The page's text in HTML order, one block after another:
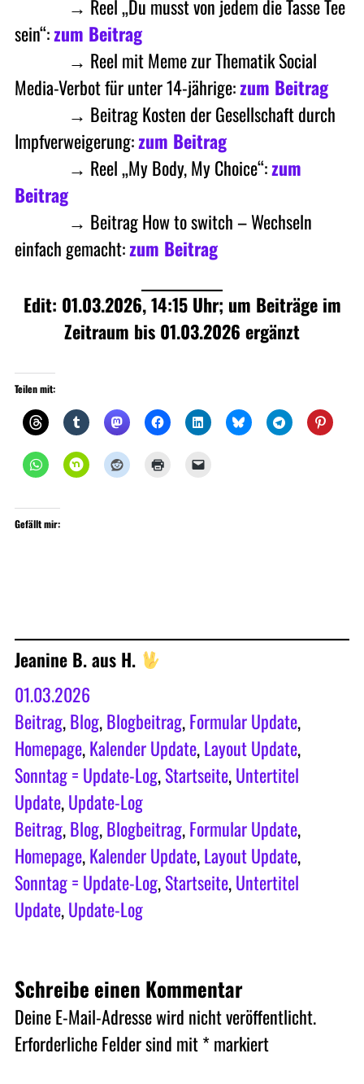
→ Reel „Du musst von jedem die Tasse Tee
sein“:zum Beitrag
→ Reel mit Meme zur Thematik Social
Media-Verbot für unter 14-jährige:zum Beitrag
→ Beitrag Kosten der Gesellschaft durch
Impfverweigerung:zum Beitrag
→ Reel „My Body, My Choice“:zum
Beitrag
→ Beitrag How to switch – Wechseln
einfach gemacht:zum Beitrag
Edit: 01.03.2026, 14:15 Uhr; um Beiträge im
Zeitraum bis 01.03.2026 ergänzt
Teilen mit:
Gefällt mir:
Jeanine B. aus H.
01.03.2026
Beitrag, Blog, Blogbeitrag, Formular Update,
Homepage, Kalender Update, Layout Update,
Sonntag = Update-Log, Startseite, Untertitel
Update, Update-Log
Beitrag, Blog, Blogbeitrag, Formular Update,
Homepage, Kalender Update, Layout Update,
Sonntag = Update-Log, Startseite, Untertitel
Update, Update-Log
Schreibe einen Kommentar
Deine E-Mail-Adresse wird nicht veröffentlicht.
Erforderliche Felder sind mit*markiert